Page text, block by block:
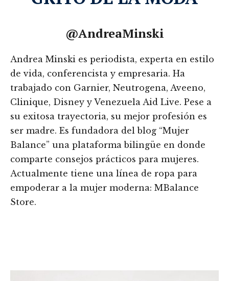
@AndreaMinski
Andrea Minski es periodista, experta en estilo
de vida, conferencista y empresaria. Ha
trabajado con Garnier, Neutrogena, Aveeno,
Clinique, Disney y Venezuela Aid Live. Pese a
su exitosa trayectoria, su mejor profesión es
ser madre. Es fundadora del blog “Mujer
Balance” una plataforma bilingüe en donde
comparte consejos prácticos para mujeres.
Actualmente tiene una línea de ropa para
empoderar a la mujer moderna: MBalance
Store.